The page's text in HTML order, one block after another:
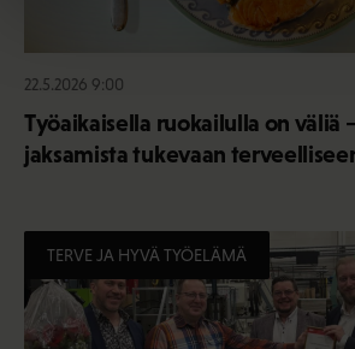
22.5.2026 9:00
Työaikaisella ruokailulla on väliä
jaksamista tukevaan
TERVE JA HYVÄ TYÖELÄMÄ